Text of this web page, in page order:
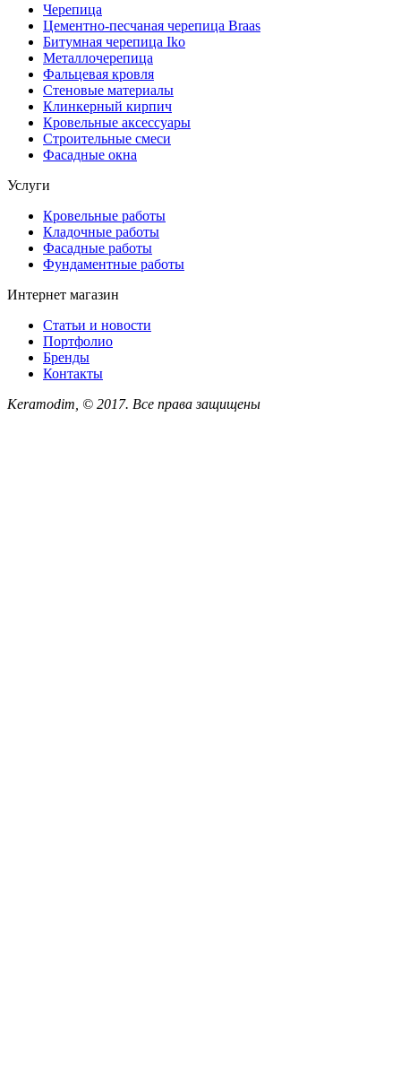
Черепица
Цементно-песчаная черепица Braas
Битумная черепица Iko
Металлочерепица
Фальцевая кровля
Стеновые материалы
Клинкерный кирпич
Кровельные аксессуары
Строительные смеси
Фасадные окна
Услуги
Кровельные работы
Кладочные работы
Фасадные работы
Фундаментные работы
Интернет магазин
Статьи и новости
Портфолио
Бренды
Контакты
Keramodim, © 2017. Все права защищены